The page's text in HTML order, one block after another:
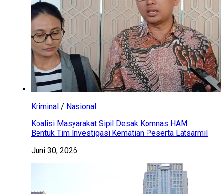
Kriminal / Nasional
Koalisi Masyarakat Sipil Desak Komnas HAM
Bentuk Tim Investigasi Kematian Peserta Latsarmil
Juni 30, 2026